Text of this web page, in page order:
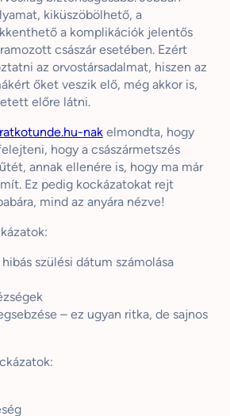
kiküszöbölhető, a
a komplikációk jelentős
császár esetében. Ezért
az orvostársadalmat, hiszen az
őket veszik elő, még akkor is,
előre látni.
ratkotunde.hu-nak elmondta, hogy
hogy a császármetszés
annak ellenére is, hogy ma már
Ez pedig kockázatokat rejt
mind az anyára nézve!
szülési dátum számolása
– ez ugyan ritka, de sajnos